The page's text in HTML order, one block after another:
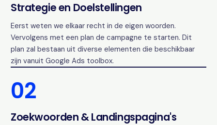
Strategie en Doelstellingen
Eerst weten we elkaar recht in de eigen woorden.
Vervolgens met een plan de campagne te starten. Dit
plan zal bestaan uit diverse elementen die beschikbaar
zijn vanuit Google Ads toolbox.
02
Zoekwoorden & Landingspagina's